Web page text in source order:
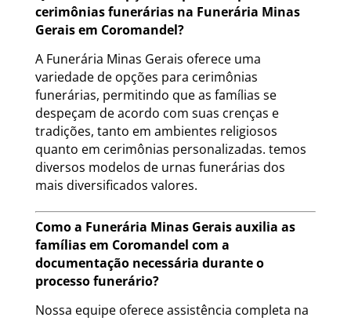
cerimônias funerárias na Funerária Minas
Gerais em Coromandel?
A Funerária Minas Gerais oferece uma
variedade de opções para cerimônias
funerárias, permitindo que as famílias se
despeçam de acordo com suas crenças e
tradições, tanto em ambientes religiosos
quanto em cerimônias personalizadas. temos
diversos modelos de urnas funerárias dos
mais diversificados valores.
Como a Funerária Minas Gerais auxilia as
famílias em Coromandel com a
documentação necessária durante o
processo funerário?
Nossa equipe oferece assistência completa na